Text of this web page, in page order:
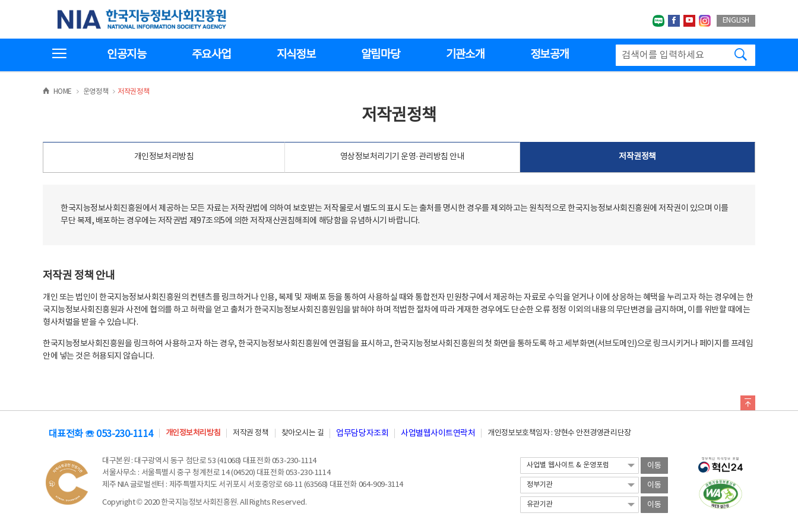
기
한국지능정보사회진흥원
네이버블로그
페이스북
유투브인스타그랩
ENGLISH
인공지능 주요사업 지식정보 알림마당 기관소개 정보공개
HOME >운영정책 >
저작권정책
저작권정책
개인정보처리방침 영상정보처리기기 운영·관리방침 안내 저작권정책
한국지능정보사회진흥원에서 제공하는 모든 자료는 저작권법에 의하여 보호받는 저작물로서 별도의 표시 도는 출처를 명시한 경우를 제외하고는 원칙적으로 한국지능정보사회진흥원에 저작권이 있으며 이를
무단 복제, 배포하는 경우에는 저작권법 제97조의5에 의한 저작재산권침해죄에 해당함을 유념하시기 바랍니다.
저작권 정책 안내
개인 또는 법인이 한국지능정보사회진흥원의 컨텐츠를 링크하거나 인용, 복제 및 재배포 등을 통하여 사용하실 때와 통합전자 민원창구에서 제공하는 자료로 수익을 얻거나 이에 상응하는 혜택을 누리고자 하는 경우에는 한
국지능정보사회진흥원과 사전에 협의를 하고 허락을 얻고 출처가 한국지능정보사회진흥원임을 밝혀야 하며 적법한 절차에 따라 게재한 경우에도 단순한 오류 정정 이외의 내용의 무단변경을 금지하며, 이를 위반할 때에는
형사처벌을 받을 수 있습니다.
한국지능정보사회진흥원을 링크하여 사용하고자 하는 경우, 한국지능정보사회진흥원에 연결됨을 표시하고, 한국지능정보사회진흥원의 첫 화면을 통하도록 하고 세부화면(서브도메인)으로 링크시키거나 페이지를 프레임
안에 넣는 것은 허용되지 않습니다.
대표전화 ☏ 053-230-1114 개인정보처리방침 저작권 정책 찾아오시는 길 업무담당자조회 사업별웹사이트연락처 개인정보보호책임자 : 양현수 안전경영관리단장
대구본원 : 대구광역시 동구 첨단로 53 (41068) 대표전화 053-230-1114
서울사무소 : 서울특별시 중구 청계천로 14 (04520) 대표전화 053-230-1114
제주 NIA 글로벌센터 : 제주특별자치도 서귀포시 서호중앙로 68-11 (63568) 대표전화 064-909-3114
Copyright © 2020 한국지능정보사회진흥원. All Rights Reserved.
이동
이동
이동